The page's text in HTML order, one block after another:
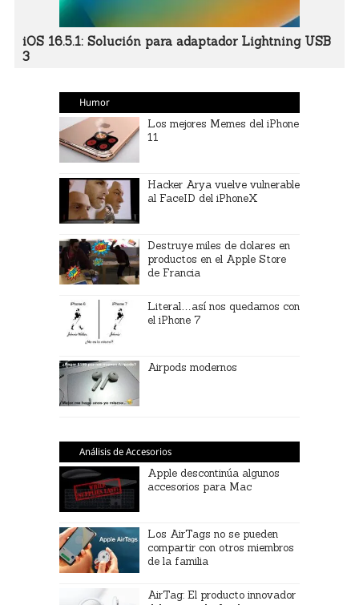
iOS 16.5.1: Solución para adaptador Lightning USB
3
Humor
Los mejores Memes del iPhone
11
Hacker Arya vuelve vulnerable
al FaceID del iPhoneX
Destruye miles de dolares en
productos en el Apple Store
de Francia
Literal…así nos quedamos con
el iPhone 7
Airpods modernos
Análisis de Accesorios
Apple descontinúa algunos
accesorios para Mac
Los AirTags no se pueden
compartir con otros miembros
de la familia
AirTag: El producto innovador